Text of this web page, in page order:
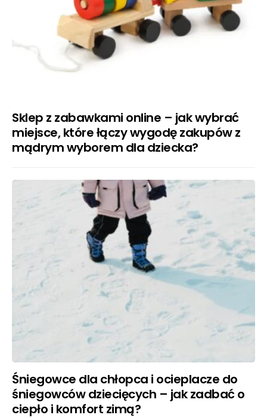
Sklep z zabawkami online – jak wybrać
miejsce, które łączy wygodę zakupów z
mądrym wyborem dla dziecka?
Śniegowce dla chłopca i ocieplacze do
śniegowców dziecięcych – jak zadbać o
ciepło i komfort zimą?